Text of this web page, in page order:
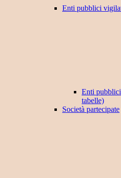
Enti pubblici
Enti
tabelle)
Società partecipate